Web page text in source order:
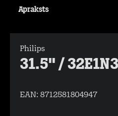
Apraksts
Philips
31.5" /
EAN: 8712581804947